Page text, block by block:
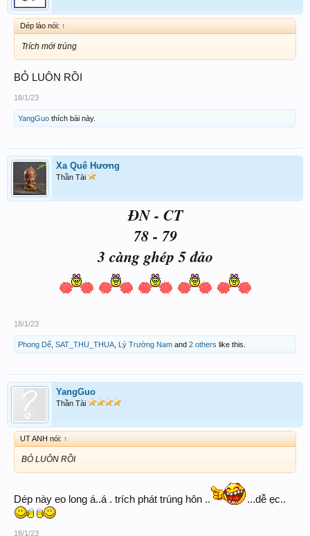
Dép lào nói: ↑
Trích mới trúng
BỎ LUÔN RỒI
18/1/23
YangGuo thích bài này.
Xa Quê Hương
Thần Tài
ĐN - CT
78 - 79
3 càng ghép 5 đảo
18/1/23
Phong Dế SAT_THU_THUA Lý Trường Nam and 2 others like this.
YangGuo
Thần Tài
UT ANH nói: ↑
BỎ LUÔN RỒI
Dép này eo long á..á . trích phát trúng hôn .. ...dễ ẹc..
18/1/23